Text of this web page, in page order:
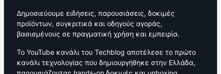
Δημοσιεύουμε ειδήσεις, παρουσιάσεις, δοκιμές
προϊόντων, συγκριτικά και οδηγούς αγοράς,
βασισμένους σε πραγματική χρήση και εμπειρία.
Το YouTube κανάλι του Techblog αποτέλεσε το πρώτο
κανάλι τεχνολογίας που δημιουργήθηκε στην Ελλάδα,